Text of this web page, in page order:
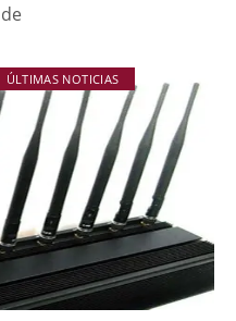
ÚLTIMAS NOTICIAS